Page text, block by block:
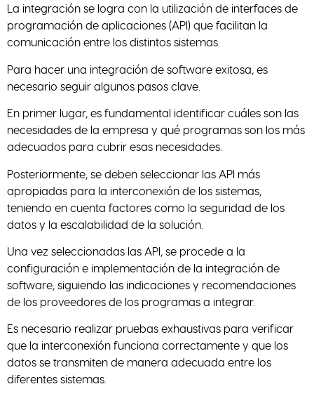
La integración se logra con la utilización de interfaces de
programación de aplicaciones (API) que facilitan la
comunicación entre los distintos sistemas.
Para hacer una integración de software exitosa, es
necesario seguir algunos pasos clave.
En primer lugar, es fundamental identificar cuáles son las
necesidades de la empresa y qué programas son los más
adecuados para cubrir esas necesidades.
Posteriormente, se deben seleccionar las API más
apropiadas para la interconexión de los sistemas,
teniendo en cuenta factores como la seguridad de los
datos y la escalabilidad de la solución.
Una vez seleccionadas las API, se procede a la
configuración e implementación de la integración de
software, siguiendo las indicaciones y recomendaciones
de los proveedores de los programas a integrar.
Es necesario realizar pruebas exhaustivas para verificar
que la interconexión funciona correctamente y que los
datos se transmiten de manera adecuada entre los
diferentes sistemas.